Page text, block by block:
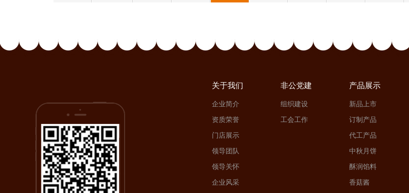
关于我们
企业简介
资质荣誉
门店展示
领导团队
领导关怀
企业风采
非公党建
组织建设
工会工作
产品展示
新品上市
订制产品
代工产品
中秋月饼
酥润馅料
香菇酱